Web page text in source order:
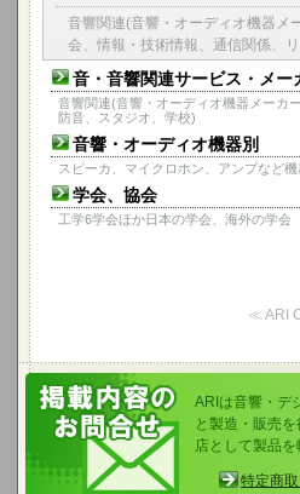
音響関連(音響・オーディオ機器メ
会、情報・技術情報、通信関係、
音・音響関連サービス・メー
音響関連(音響・オーディオ機器メーカ
防音、スタジオ、学校)
音響・オーディオ機器別
スピーカ、マイクロホン、アンプなど機
学会、協会
工学6学会ほか日本の学会、海外の学会
≪ ARI
ARIは音響・デ
と製造・販売
店として製品を
特定商